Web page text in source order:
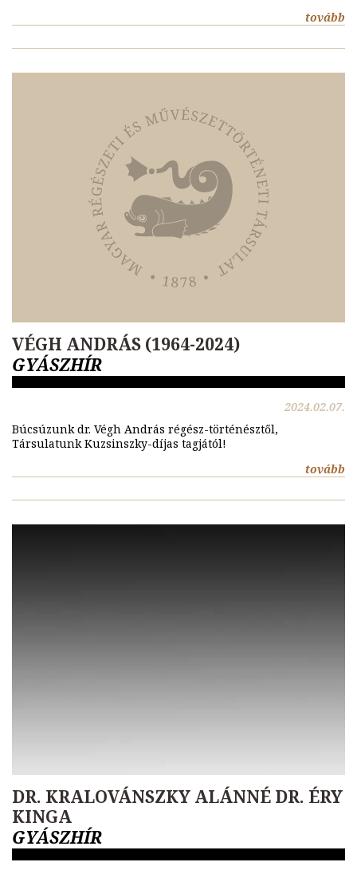
tovább
VÉGH ANDRÁS (1964-2024)
GYÁSZHÍR
2024.02.07.
Búcsúzunk dr. Végh András régész-történésztől,
Társulatunk Kuzsinszky-díjas tagjától!
tovább
DR. KRALOVÁNSZKY ALÁNNÉ DR. ÉRY
KINGA
GYÁSZHÍR